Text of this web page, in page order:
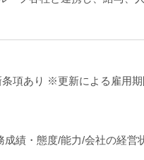
項あり ※更新による雇用期
績・態度/能力/会社の経営